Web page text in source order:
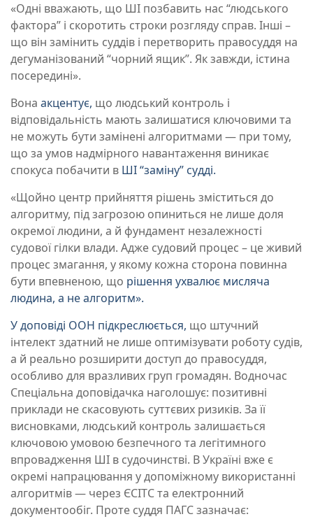
«Одні вважають, що ШІ позбавить нас “людського
фактора” і скоротить строки розгляду справ. Інші –
що він замінить суддів і перетворить правосуддя на
дегуманізований “чорний ящик”. Як завжди, істина
посередині».
Вона акцентує, що людський контроль і
відповідальність мають залишатися ключовими та
не можуть бути замінені алгоритмами — при тому,
що за умов надмірного навантаження виникає
спокуса побачити в ШІ “заміну” судді.
«Щойно центр прийняття рішень зміститься до
алгоритму, під загрозою опиниться не лише доля
окремої людини, а й фундамент незалежності
судової гілки влади. Адже судовий процес – це живий
процес змагання, у якому кожна сторона повинна
бути впевненою, що рішення ухвалює мисляча
людина, а не алгоритм».
У доповіді ООН підкреслюється, що штучний
інтелект здатний не лише оптимізувати роботу судів,
а й реально розширити доступ до правосуддя,
особливо для вразливих груп громадян. Водночас
Спеціальна доповідачка наголошує: позитивні
приклади не скасовують суттєвих ризиків. За її
висновками, людський контроль залишається
ключовою умовою безпечного та легітимного
впровадження ШІ в судочинстві. В Україні вже є
окремі напрацювання у допоміжному використанні
алгоритмів — через ЄСІТС та електронний
документообіг. Проте суддя ПАГС зазначає: